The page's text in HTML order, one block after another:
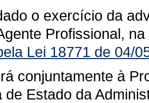
o exercício da
Profissional,
Lei 18771 de 04/
conjuntamente à
de Estado da